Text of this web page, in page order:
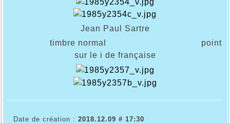
Jean Paul Sartre
timbre normal point
sur le i de française
Date de création : 2018.12.09 # 17:30